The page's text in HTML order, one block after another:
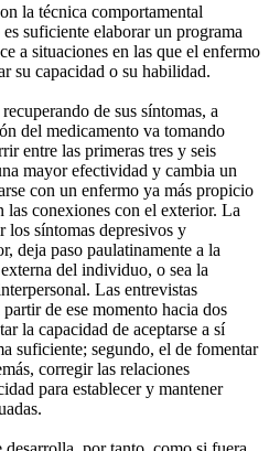
la técnica comportamental
suficiente elaborar un programa
a situaciones en las que el enfermo
su capacidad o su habilidad.
de sus síntomas, a
del medicamento va tomando
entre las primeras tres y seis
mayor efectividad y cambia un
con un enfermo ya más propicio
las conexiones con el exterior. La
los síntomas depresivos y
deja paso paulatinamente a la
del individuo, o sea la
Las entrevistas
de ese momento hacia dos
la capacidad de aceptarse a sí
suficiente; segundo, el de fomentar
corregir las relaciones
para establecer y mantener